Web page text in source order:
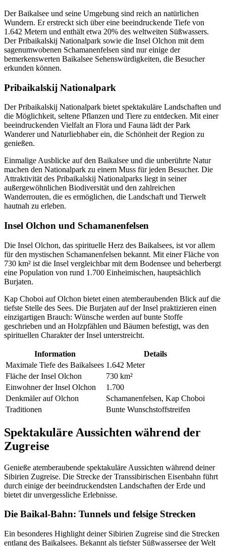
Der Baikalsee und seine Umgebung sind reich an natürlichen
Wundern. Er erstreckt sich über eine beeindruckende Tiefe von
1.642 Metern und enthält etwa 20% des weltweiten Süßwassers.
Der Pribaikalskij Nationalpark sowie die Insel Olchon mit dem
sagenumwobenen Schamanenfelsen sind nur einige der
bemerkenswerten Baikalsee Sehenswürdigkeiten, die Besucher
erkunden können.
Pribaikalskij Nationalpark
Der Pribaikalskij Nationalpark bietet spektakuläre Landschaften und
die Möglichkeit, seltene Pflanzen und Tiere zu entdecken. Mit einer
beeindruckenden Vielfalt an Flora und Fauna lädt der Park
Wanderer und Naturliebhaber ein, die Schönheit der Region zu
genießen.
Einmalige Ausblicke auf den Baikalsee und die unberührte Natur
machen den Nationalpark zu einem Muss für jeden Besucher. Die
Attraktivität des Pribaikalskij Nationalparks liegt in seiner
außergewöhnlichen Biodiversität und den zahlreichen
Wanderrouten, die es ermöglichen, die Landschaft und Tierwelt
hautnah zu erleben.
Insel Olchon und Schamanenfelsen
Die Insel Olchon, das spirituelle Herz des Baikalsees, ist vor allem
für den mystischen Schamanenfelsen bekannt. Mit einer Fläche von
730 km² ist die Insel vergleichbar mit dem Bodensee und beherbergt
eine Population von rund 1.700 Einheimischen, hauptsächlich
Burjaten.
Kap Choboi auf Olchon bietet einen atemberaubenden Blick auf die
tiefste Stelle des Sees. Die Burjaten auf der Insel praktizieren einen
einzigartigen Brauch: Wünsche werden auf bunte Stoffe
geschrieben und an Holzpfählen und Bäumen befestigt, was den
spirituellen Charakter der Insel unterstreicht.
Information
Details
Maximale Tiefe des Baikalsees 1.642 Meter
Fläche der Insel Olchon
730 km²
Einwohner der Insel Olchon
1.700
Denkmäler auf Olchon
Schamanenfelsen, Kap Choboi
Traditionen
Bunte Wunschstoffstreifen
Spektakuläre Aussichten während der
Zugreise
Genieße atemberaubende spektakuläre Aussichten während deiner
Sibirien Zugreise. Die Strecke der Transsibirischen Eisenbahn führt
durch einige der beeindruckendsten Landschaften der Erde und
bietet dir unvergessliche Erlebnisse.
Die Baikal-Bahn: Tunnels und felsige Strecken
Ein besonderes Highlight deiner Sibirien Zugreise sind die Strecken
entlang des Baikalsees. Bekannt als tiefster Süßwassersee der Welt